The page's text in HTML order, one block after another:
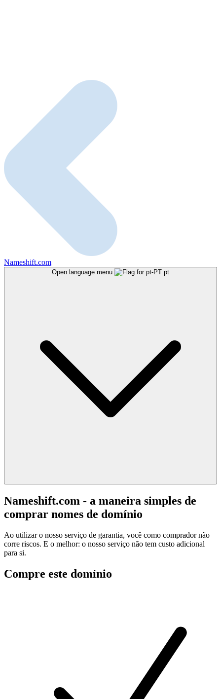
Nameshift.com
Open language menu pt
Nameshift.com - a maneira simples de
comprar nomes de domínio
Ao utilizar o nosso serviço de garantia, você como comprador não
corre riscos. E o melhor: o nosso serviço não tem custo adicional
para si.
Compre este domínio